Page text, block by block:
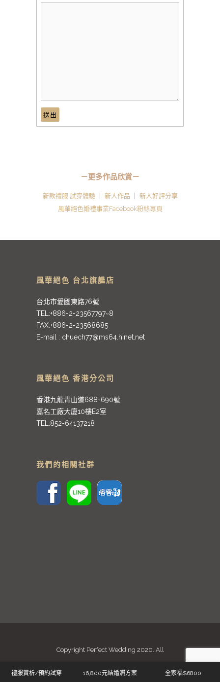
－更多作品欣賞－
新款禮服 試穿體驗｜ 新人作品
新人好評分享
風華絕色婚禮事業Facebook粉絲專頁
風華絕色 台北旗艦店
台北市愛國東路76號
TEL:+886-2-23567797~8
FAX:+886-2-23568685
E-mail : chuech77@ms64.hinet.net
風華絕色 香港分公司
香港九龍青山道688-690號
嘉名工廠大廈10樓E2室
TEL:852-64137218
我們的相關社群
Copyright Perfect Wedding 2020. All
禮服賞析/預約試穿 16,800元結婚照方案 全家福$6800